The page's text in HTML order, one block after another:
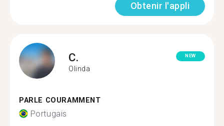
Obtenir l'appli
C.
Olinda
NEW
PARLE COURAMMENT
Portugais